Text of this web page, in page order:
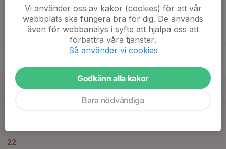
20
22
Vi använder oss av kakor (cookies) för att vår
webbplats ska fungera bra för dig. De används
även för webbanalys i syfte att hjälpa oss att
förbättra våra tjänster.
Så använder vi cookies
Godkänn alla kakor
Bara nödvändiga